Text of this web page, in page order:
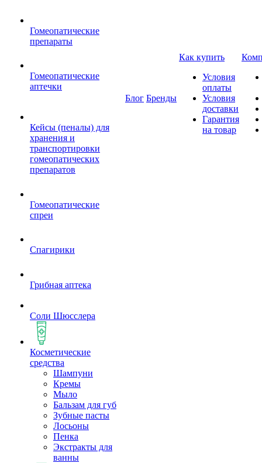
Гомеопатические
препараты
Гомеопатические
аптечки
Кейсы (пеналы) для
хранения и
транспортировки
гомеопатических
препаратов
Гомеопатические
спреи
Спагирики
Грибная аптека
Соли Шюсслера
Косметические
средства
Шампуни
Кремы
Мыло
Бальзам для губ
Зубные пасты
Лосьоны
Пенка
Экстракты для
ванны
Блог Бренды
Как купить
Условия
оплаты
Условия
доставки
Гарантия
на товар